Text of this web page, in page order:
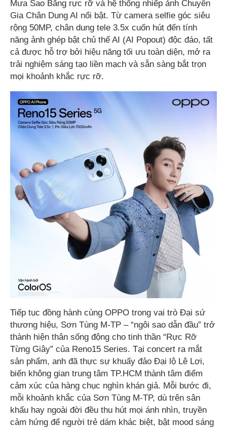
Mưa Sao Băng rực rỡ và hệ thống nhiếp ảnh Chuyên
Gia Chân Dung AI nổi bật. Từ camera selfie góc siêu
rộng 50MP, chân dung tele 3.5x cuốn hút đến tính
năng ảnh ghép bật chủ thể AI (AI Popout) độc đáo, tất
cả được hỗ trợ bởi hiệu năng tối ưu toàn diện, mở ra
trải nghiệm sáng tạo liền mạch và sẵn sàng bắt trọn
mọi khoảnh khắc rực rỡ.
Tiếp tục đồng hành cùng OPPO trong vai trò Đại sứ
thương hiệu, Sơn Tùng M-TP – “ngôi sao dẫn đầu” trở
thành hiện thân sống động cho tinh thần “Rực Rỡ
Từng Giây” của Reno15 Series. Tại concert ra mắt
sản phẩm, anh đã thực sự khuấy đảo Đại lộ Lê Lợi,
biến không gian trung tâm TP.HCM thành tâm điểm
cảm xúc của hàng chục nghìn khán giả. Mỗi bước đi,
mỗi khoảnh khắc của Sơn Tùng M-TP, dù trên sân
khấu hay ngoài đời đều thu hút mọi ánh nhìn, truyền
cảm hứng để người trẻ dám khác biệt, bật mood sáng